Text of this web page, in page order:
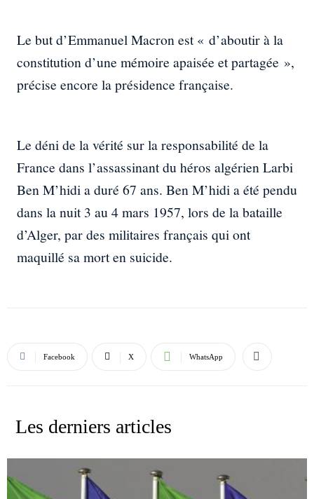
Le but d’Emmanuel Macron est « d’aboutir à la
constitution d’une mémoire apaisée et partagée »,
précise encore la présidence française.
Le déni de la vérité sur la responsabilité de la
France dans l’assassinant du héros algérien Larbi
Ben M’hidi a duré 67 ans. Ben M’hidi a été pendu
dans la nuit 3 au 4 mars 1957, lors de la bataille
d’Alger, par des militaires français qui ont
maquillé sa mort en suicide.
Facebook X WhatsApp
Les derniers articles